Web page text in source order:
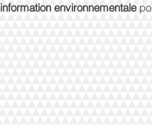
information environnementale